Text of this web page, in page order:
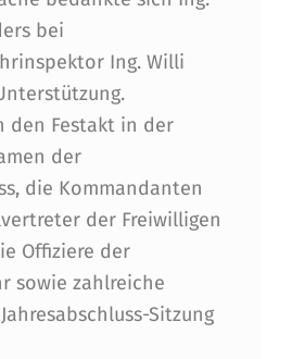
bei
Ing. Willi
den Festakt in der
der
die Kommandanten
der Freiwilligen
Offiziere der
sowie zahlreiche
Sitzung